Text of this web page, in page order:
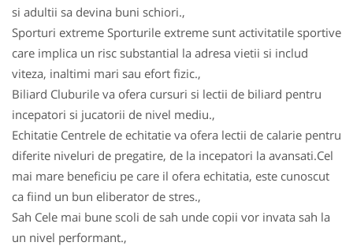
si adultii sa devina buni schiori.,
Sporturi extreme Sporturile extreme sunt activitatile sportive
care implica un risc substantial la adresa vietii si includ
viteza, inaltimi mari sau efort fizic.,
Biliard Cluburile va ofera cursuri si lectii de biliard pentru
incepatori si jucatorii de nivel mediu.,
Echitatie Centrele de echitatie va ofera lectii de calarie pentru
diferite niveluri de pregatire, de la incepatori la avansati.Cel
mai mare beneficiu pe care il ofera echitatia, este cunoscut
ca fiind un bun eliberator de stres.,
Sah Cele mai bune scoli de sah unde copii vor invata sah la
un nivel performant.,